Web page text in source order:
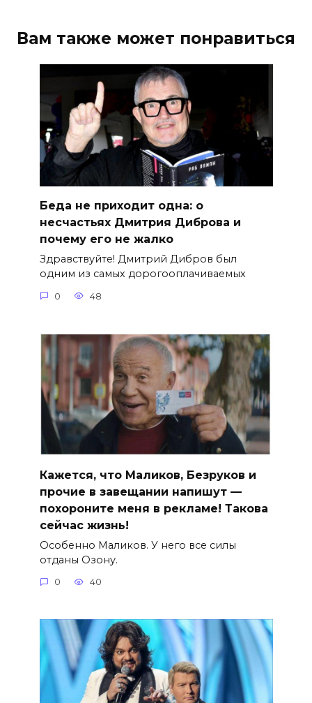
Вам также может понравиться
Беда не приходит одна: о
несчастьях Дмитрия Диброва и
почему его не жалко
Здравствуйте! Дмитрий Дибров был
одним из самых дорогооплачиваемых
0 48
Кажется, что Маликов, Безруков и
прочие в завещании напишут —
похороните меня в рекламе! Такова
сейчас жизнь!
Особенно Маликов. У него все силы
отданы Озону.
0 40